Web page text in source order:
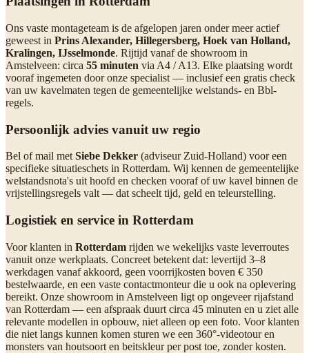
Ons vaste montageteam is de afgelopen jaren onder meer actief
geweest in Prins Alexander, Hillegersberg, Hoek van Holland,
Kralingen, IJsselmonde. Rijtijd vanaf de showroom in
Amstelveen: circa 55 minuten via A4 / A13. Elke plaatsing wordt
vooraf ingemeten door onze specialist — inclusief een gratis check
van uw kavelmaten tegen de gemeentelijke welstands- en Bbl-
regels.
Persoonlijk advies vanuit uw regio
Bel of mail met Siebe Dekker (adviseur Zuid-Holland) voor een
specifieke situatieschets in Rotterdam. Wij kennen de gemeentelijke
welstandsnota's uit hoofd en checken vooraf of uw kavel binnen de
vrijstellingsregels valt — dat scheelt tijd, geld en teleurstelling.
Logistiek en service in Rotterdam
Voor klanten in Rotterdam rijden we wekelijks vaste leverroutes
vanuit onze werkplaats. Concreet betekent dat: levertijd 3–8
werkdagen vanaf akkoord, geen voorrijkosten boven € 350
bestelwaarde, en een vaste contactmonteur die u ook na oplevering
bereikt. Onze showroom in Amstelveen ligt op ongeveer rijafstand
van Rotterdam — een afspraak duurt circa 45 minuten en u ziet alle
relevante modellen in opbouw, niet alleen op een foto. Voor klanten
die niet langs kunnen komen sturen we een 360°-videotour en
monsters van houtsoort en beitskleur per post toe, zonder kosten.